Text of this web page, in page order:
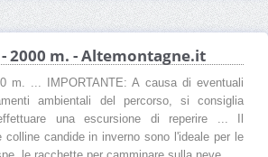
2000 m. - Altemontagne.it
m. ... IMPORTANTE: A causa di eventuali
ambientali del percorso, si consiglia
una escursione di reperire ... Il
colline candide in inverno sono l'ideale per le